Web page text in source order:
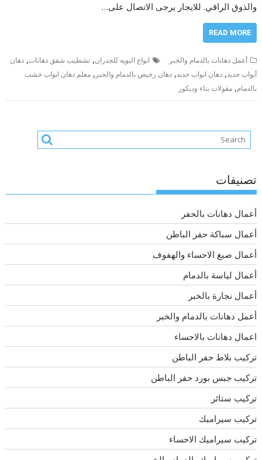
والذوق الراقي. للايجار يرجى الاتصال على…
READ MORE
أعمل دهانات بالدمام والخبر انواع البويه للجدران,تشطيب شقق دهانات,دهان
أبواب جديد,دهان ابواب حديد,دهان رخيص بالدمام والخبر ,معلم دهان ابواب خشب
بالدمام,مقولات بناء وديكور
تصنيفات
أعمال دهانات بالحفر
أعمال سباكة حفر الباطن
أعمال صبغ الاحساء والهفوف
أعمال لياسة بالدمام
أعمال نجارة بالخبر
أعمل دهانات بالدمام والخبر
اعمال دهانات بالاحساء
تركيب بلاط حفر الباطن
تركيب جبس بورد حفر الباطن
تركيب ستائر
تركيب سيراميك
تركيب سيراميك الاحساء